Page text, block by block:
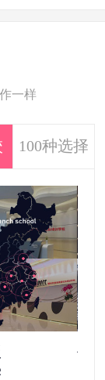
一样
100种选择
去